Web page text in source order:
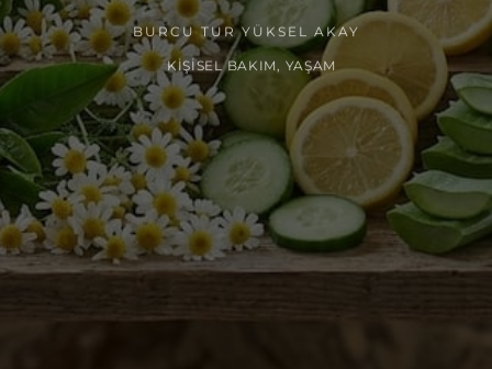
BURCU TUR YÜKSEL AKAY
KIŞISEL BAKIM YAŞAM